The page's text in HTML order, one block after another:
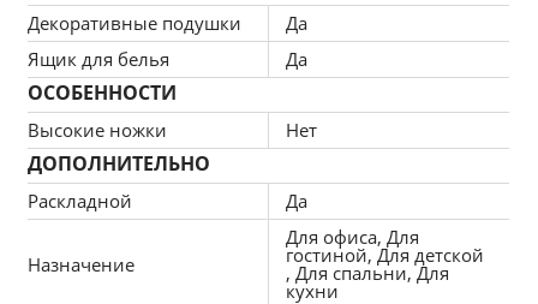
Декоративные подушки
Да
Ящик для белья
Да
ОСОБЕННОСТИ
Высокие ножки Нет
ДОПОЛНИТЕЛЬНО
Раскладной Да
Назначение
Для офиса, Для
гостиной, Для детской
, Для спальни, Для
кухни